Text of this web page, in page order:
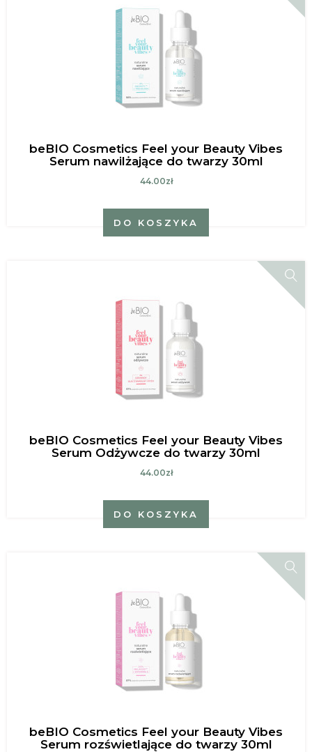
beBIO Cosmetics Feel your Beauty Vibes
Serum nawilżające do twarzy 30ml
44.00zł
DO KOSZYKA
beBIO Cosmetics Feel your Beauty Vibes
Serum Odżywcze do twarzy 30ml
44.00zł
DO KOSZYKA
beBIO Cosmetics Feel your Beauty Vibes
Serum rozświetlające do twarzy 30ml